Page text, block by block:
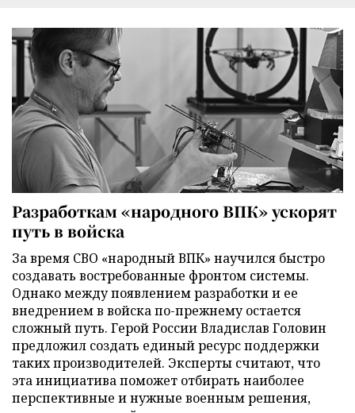
Разработкам «народного ВПК» ускорят
путь в войска
За время СВО «народный ВПК» научился быстро
создавать востребованные фронтом системы.
Однако между появлением разработки и ее
внедрением в войска по-прежнему остается
сложный путь. Герой России Владислав Головин
предложил создать единый ресурс поддержки
таких производителей. Эксперты считают, что
эта инициатива поможет отбирать наиболее
перспективные и нужные военным решения,